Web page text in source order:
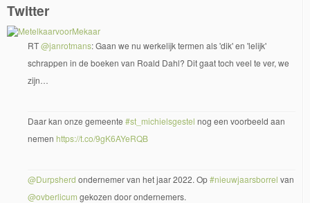
Twitter
RT@janrotmans: Gaan we nu werkelijk termen als 'dik' en 'lelijk'
schrappen in de boeken van Roald Dahl? Dit gaat toch veel te ver, we
zijn…
Daar kan onze gemeente #st_michielsgestel nog een voorbeeld aan
nemen https://t.co/9gK6AYeRQB
@Durpsherd ondernemer van het jaar 2022. Op#nieuwjaarsborrel van
@ovberlicum gekozen door ondernemers.